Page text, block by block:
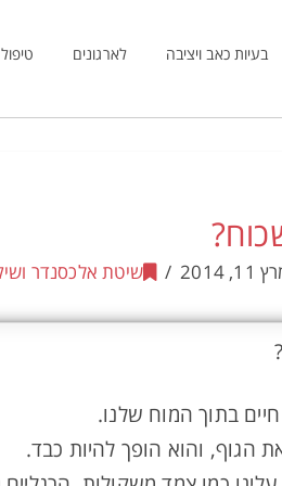
בעיות כאב ויציבה לארגונים
2014 שיטת אלכסנדר
בתוך המוח שלנו.
הגוף, והוא הופך להיות כבד.